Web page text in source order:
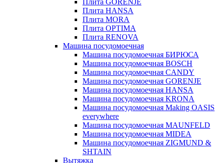
Плита GORENJE
Плита HANSA
Плита MORA
Плита OPTIMA
Плита RENOVA
Машина посудомоечная
Машина посудомоечная БИРЮСА
Машина посудомоечная BOSCH
Машина посудомоечная CANDY
Машина посудомоечная GORENJE
Машина посудомоечная HANSA
Машина посудомоечная KRONA
Машина посудомоечная Making OASIS
everywhere
Машина посудомоечная MAUNFELD
Машина посудомоечная MIDEA
Машина посудомоечная ZIGMUND &
SHTAIN
Вытяжка